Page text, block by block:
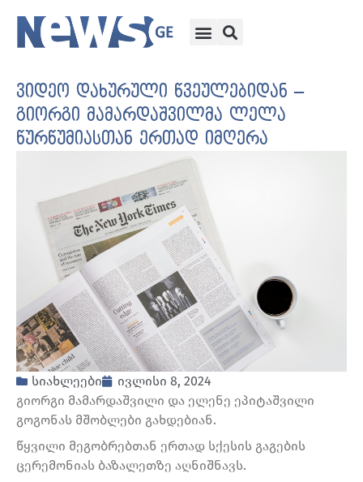
ვიდეო დახურული წვეულებიდან –
გიორგი მამარდაშვილმა ლელა
წურწუმიასთან ერთად იმღერა
სიახლეები
ივლისი 8, 2024
გიორგი მამარდაშვილი და ელენე ეპიტაშვილი
გოგონას მშობლები გახდებიან.
წყვილი მეგობრებთან ერთად სქესის გაგების
ცერემონიას ბაზალეთზე აღნიშნავს.